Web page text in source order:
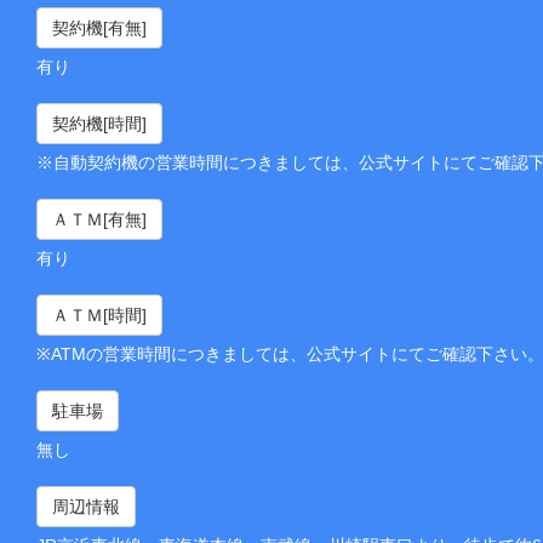
契約機[有無]
有り
契約機[時間]
※自動契約機の営業時間につきましては、公式サイトにてご確認下
ＡＴＭ[有無]
有り
ＡＴＭ[時間]
※ATMの営業時間につきましては、公式サイトにてご確認下さい。
駐車場
無し
周辺情報